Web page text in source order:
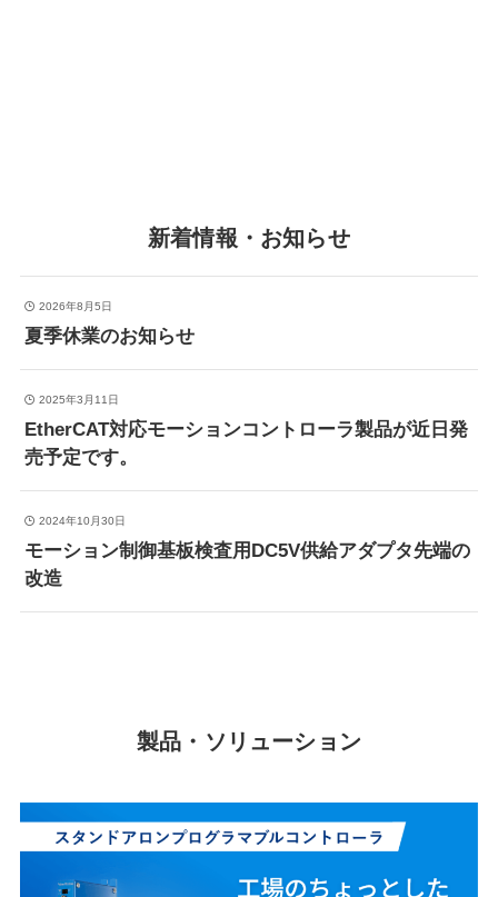
新着情報・お知らせ
2026年8月5日
夏季休業のお知らせ
2025年3月11日
EtherCAT対応モーションコントローラ製品が近日発
売予定です。
2024年10月30日
モーション制御基板検査用DC5V供給アダプタ先端の
改造
製品・ソリューション